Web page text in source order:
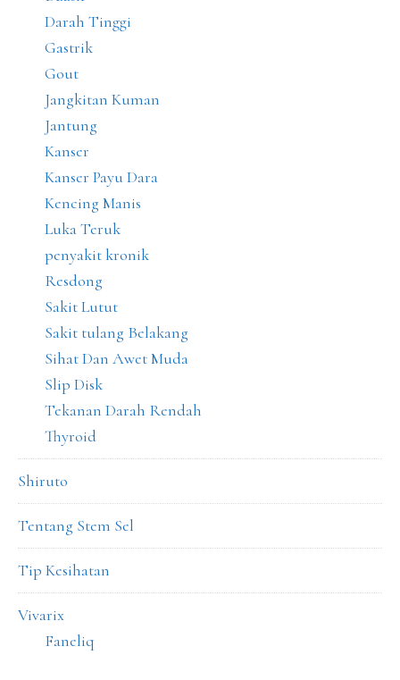
Darah Tinggi
Gastrik
Gout
Jangkitan Kuman
Jantung
Kanser
Kanser Payu Dara
Kencing Manis
Luka Teruk
penyakit kronik
Resdong
Sakit Lutut
Sakit tulang Belakang
Sihat Dan Awet Muda
Slip Disk
Tekanan Darah Rendah
Thyroid
Shiruto
Tentang Stem Sel
Tip Kesihatan
Vivarix
Faneliq